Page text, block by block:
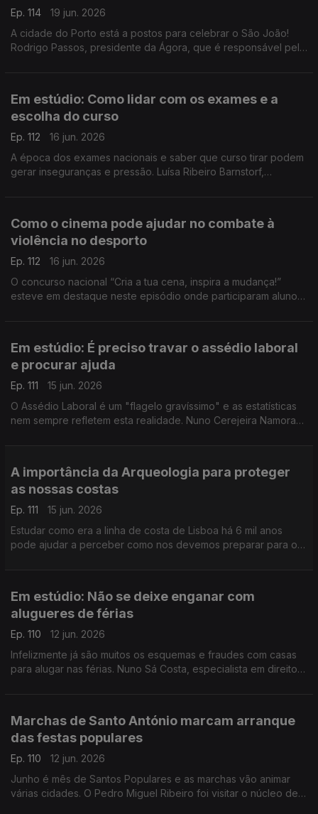
Ep. 114
19 jun. 2026
A cidade do Porto está a postos para celebrar o São João!
Rodrigo Passos, presidente da Ágora, que é responsável pela
Em estúdio: Como lidar com os exames e a
escolha do curso
Ep. 112
16 jun. 2026
A época dos exames nacionais e saber que curso tirar podem
gerar inseguranças e pressão. Luísa Ribeiro Barnstorf,
Como o cinema pode ajudar no combate à
violência no desporto
Ep. 112
16 jun. 2026
O concurso nacional “Cria a tua cena, inspira a mudança!”
esteve em destaque neste episódio onde participaram alunos,
Em estúdio: É preciso travar o assédio laboral
e procurar ajuda
Ep. 111
15 jun. 2026
O Assédio Laboral é um "flagelo gravíssimo" e as estatísticas
nem sempre refletem esta realidade. Nuno Cerejeira Namora
A importância da Arqueologia para proteger
as nossas costas
Ep. 111
15 jun. 2026
Estudar como era a linha de costa de Lisboa há 6 mil anos
pode ajudar a perceber como nos devemos preparar para o
Em estúdio: Não se deixe enganar com
alugueres de férias
Ep. 110
12 jun. 2026
Infelizmente já são muitos os esquemas e fraudes com casas
para alugar nas férias. Nuno Sá Costa, especialista em direito
Marchas de Santo António marcam arranque
das festas populares
Ep. 110
12 jun. 2026
Junho é mês de Santos Populares e as marchas vão animar
várias cidades. O Pedro Miguel Ribeiro foi visitar o núcleo de